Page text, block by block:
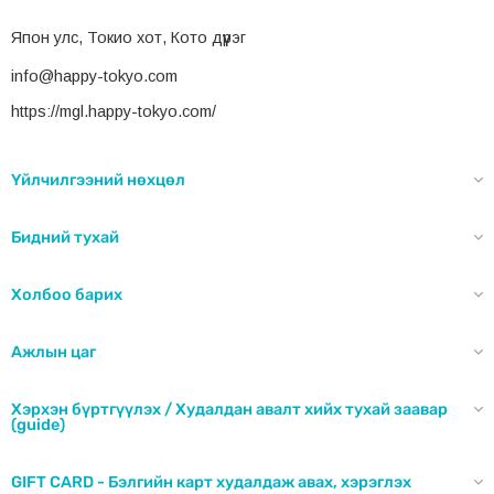
Kаротин:Хүнсээр нөхөж авахад хэцүү, хүний биед дутагдах
эрдэс бодисууд бөгөөд биедээ сайтар хуримтлуулах
эмэгтэйчүүдийн гоо сайхныг дэмжиж өнгө зүс оруулж өгнө.
Япон улс, Токио хот, Кото дүүрэг
info@happy-tokyo.com
https://mgl.happy-tokyo.com/
Үйлчилгээний нөхцөл
Бидний тухай
Холбоо барих
Ажлын цаг
Хэрхэн бүртгүүлэх / Худалдан авалт хийх тухай заавар
(guide)
GIFT CARD - Бэлгийн карт худалдаж авах, хэрэглэх